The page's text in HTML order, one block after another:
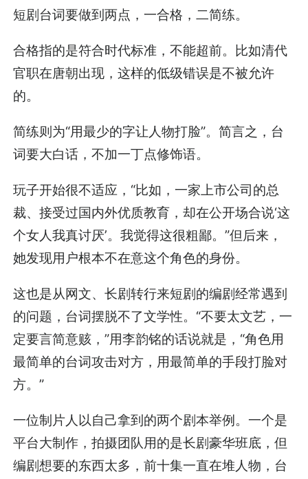
短剧台词要做到两点，一合格，二简练。
合格指的是符合时代标准，不能超前。比如清代
官职在唐朝出现，这样的低级错误是不被允许
的。
简练则为“用最少的字让人物打脸”。简言之，台
词要大白话，不加一丁点修饰语。
玩子开始很不适应，“比如，一家上市公司的总
裁、接受过国内外优质教育，却在公开场合说‘这
个女人我真讨厌’。我觉得这很粗鄙。”但后来，
她发现用户根本不在意这个角色的身份。
这也是从网文、长剧转行来短剧的编剧经常遇到
的问题，台词摆脱不了文学性。“不要太文艺，一
定要言简意赅，”用李韵铭的话说就是，“角色用
最简单的台词攻击对方，用最简单的手段打脸对
方。”
一位制片人以自己拿到的两个剧本举例。一个是
平台大制作，拍摄团队用的是长剧豪华班底，但
编剧想要的东西太多，前十集一直在堆人物，台